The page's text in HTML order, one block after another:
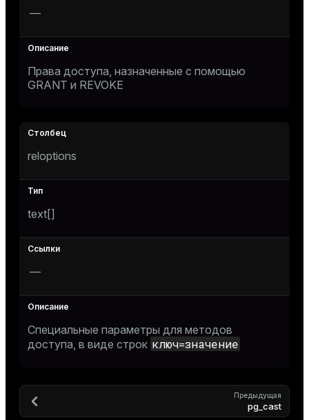
—
Права доступа, назначенные с помощью
GRANT и REVOKE
reloptions
text[]
—
Специальные параметры для методов
доступа, в виде строк ключ=значение
Предыдущая
pg_cast